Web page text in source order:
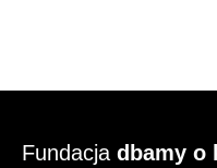
Fundacja dbamy o